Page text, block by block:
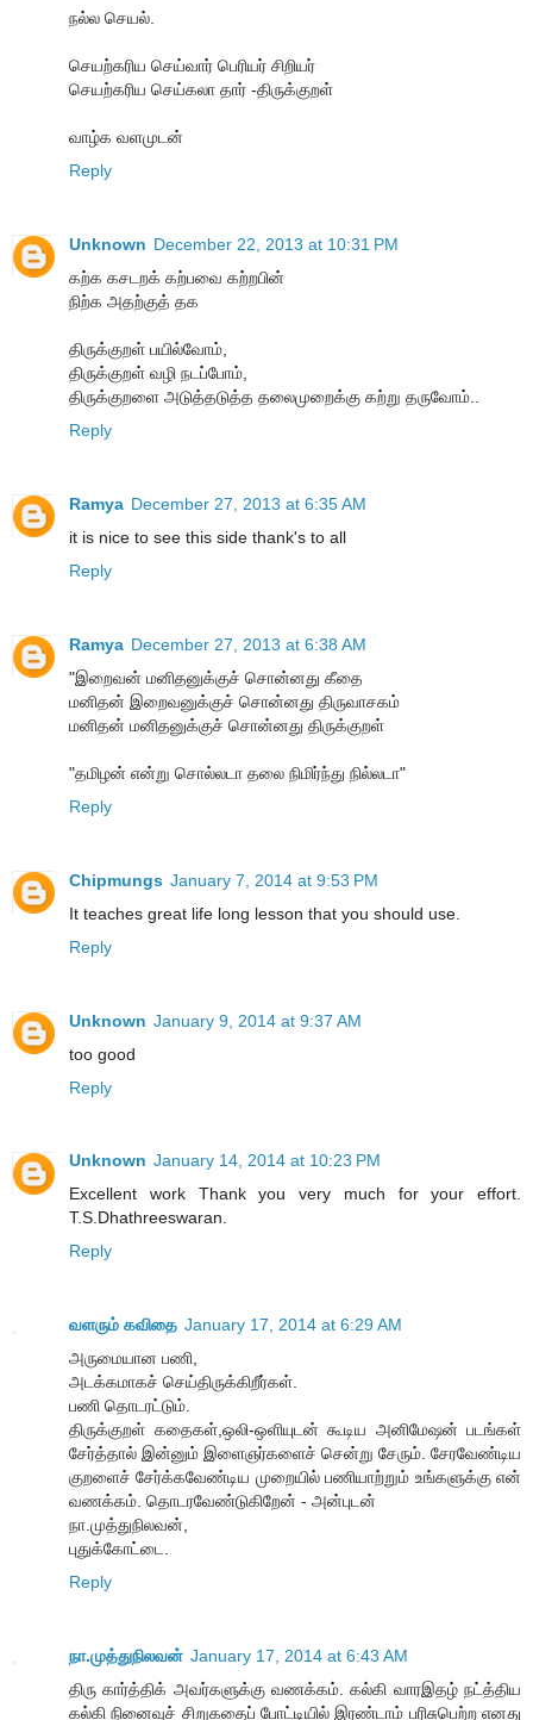
நல்ல செயல்.
செயற்கரிய செய்வார் பெரியர் சிறியர்
செயற்கரிய செய்கலா தார் -திருக்குறள்
வாழ்க வளமுடன்
Reply
Unknown December 22, 2013 at 10:31 PM
கற்க கசடறக் கற்பவை கற்றபின்
நிற்க அதற்குத் தக
திருக்குறள் பயில்வோம்,
திருக்குறள் வழி நடப்போம்,
திருக்குறளை அடுத்தடுத்த தலைமுறைக்கு கற்று தருவோம்..
Reply
Ramya December 27, 2013 at 6:35 AM
it is nice to see this side thank's to all
Reply
Ramya December 27, 2013 at 6:38 AM
"இறைவன் மனிதனுக்குச் சொன்னது கீதை
மனிதன் இறைவனுக்குச் சொன்னது திருவாசகம்
மனிதன் மனிதனுக்குச் சொன்னது திருக்குறள்
"தமிழன் என்று சொல்லடா தலை நிமிர்ந்து நில்லடா"
Reply
Chipmungs January 7, 2014 at 9:53 PM
It teaches great life long lesson that you should use.
Reply
Unknown January 9, 2014 at 9:37 AM
too good
Reply
Unknown January 14, 2014 at 10:23 PM
Excellent work Thank you very much for your effort.
T.S.Dhathreeswaran.
Reply
வளரும் கவிதை January 17, 2014 at 6:29 AM
அருமையான பணி,
அடக்கமாகச் செய்திருக்கிறீர்கள்.
பணி தொடரட்டும்.
திருக்குறள் கதைகள்,ஒலி-ஒளியுடன் கூடிய அனிமேஷன் படங்கள்
சேர்த்தால் இன்னும் இளைஞர்களைச் சென்று சேரும். சேரவேண்டிய
குறளைச் சேர்க்கவேண்டிய முறையில் பணியாற்றும் உங்களுக்கு என்
வணக்கம். தொடரவேண்டுகிறேன் - அன்புடன்
நா.முத்துநிலவன்,
புதுக்கோட்டை.
Reply
நா.முத்துநிலவன் January 17, 2014 at 6:43 AM
திரு கார்த்திக் அவர்களுக்கு வணக்கம். கல்கி வாரஇதழ் நட்த்திய
கல்கி நினைவுச் சிறுகதைப் போட்டியில் இரண்டாம் பரிசுபெற்ற எனது